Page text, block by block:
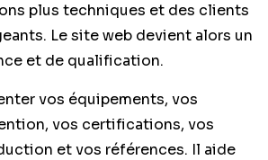
plus techniques et des clients
Le site web devient alors un
et de qualification.
vos équipements, vos
vos certifications, vos
et vos références. Il aide